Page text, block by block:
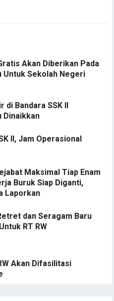
Akan Diberikan Pada
Untuk Sekolah Negeri
di Bandara SSK II
Dinaikkan
II, Jam Operasional
Maksimal Tiap Enam
Buruk Siap Diganti,
Laporkan
dan Seragam Baru
RT RW
Akan Difasilitasi